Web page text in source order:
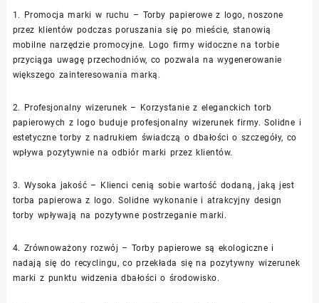
1. Promocja marki w ruchu – Torby papierowe z logo, noszone
przez klientów podczas poruszania się po mieście, stanowią
mobilne narzędzie promocyjne. Logo firmy widoczne na torbie
przyciąga uwagę przechodniów, co pozwala na wygenerowanie
większego zainteresowania marką.
2. Profesjonalny wizerunek – Korzystanie z eleganckich torb
papierowych z logo buduje profesjonalny wizerunek firmy. Solidne i
estetyczne torby z nadrukiem świadczą o dbałości o szczegóły, co
wpływa pozytywnie na odbiór marki przez klientów.
3. Wysoka jakość – Klienci cenią sobie wartość dodaną, jaką jest
torba papierowa z logo. Solidne wykonanie i atrakcyjny design
torby wpływają na pozytywne postrzeganie marki.
4. Zrównoważony rozwój – Torby papierowe są ekologiczne i
nadają się do recyclingu, co przekłada się na pozytywny wizerunek
marki z punktu widzenia dbałości o środowisko.